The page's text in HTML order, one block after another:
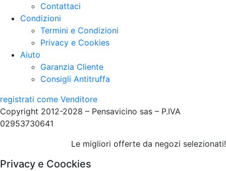
Contattaci
Condizioni
Termini e Condizioni
Privacy e Cookies
Aiuto
Garanzia Cliente
Consigli Antitruffa
registrati come Venditore
Copyright 2012-2028 – Pensavicino sas – P.IVA
02953730641
Le migliori offerte da negozi selezionati!
Privacy e Coockies